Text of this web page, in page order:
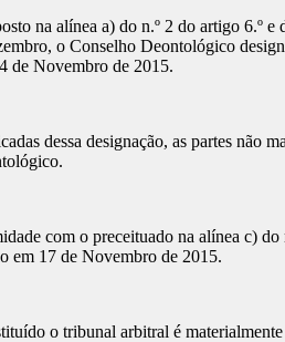
na alínea a) do n.º 2 do artigo 6.º
o Conselho Deontológico
de Novembro de 2015.
dessa designação, as partes não
com o preceituado na alínea c)
em 17 de Novembro de 2015.
o tribunal arbitral é